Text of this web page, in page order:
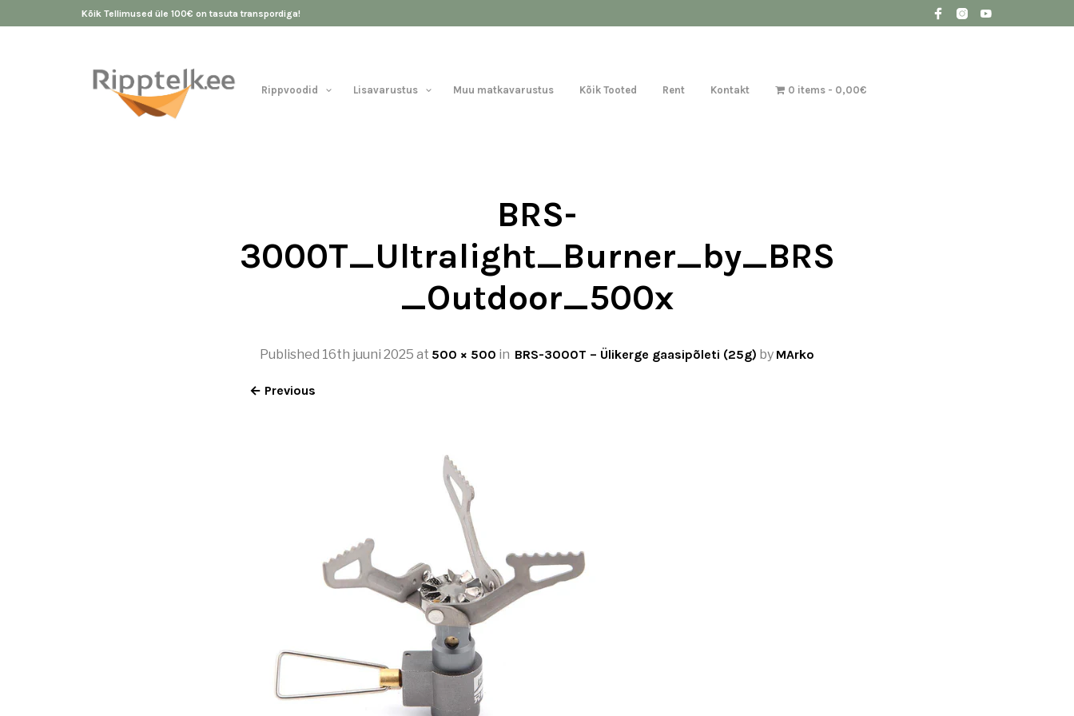
Kõik Tellimused üle 100€ on tasuta transpordiga!
Rippvoodid Lisavarustus Muu matkavarustus Kõik Tooted Rent Kontakt 0 items 0,00€
BRS-
3000T_Ultralight_Burner_by_BRS
_Outdoor_500x
Published 16th juuni 2025 at 500 × 500 in BRS-3000T – Ülikerge gaasipõleti (25g) by MArko
← Previous